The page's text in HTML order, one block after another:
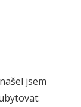
jsem